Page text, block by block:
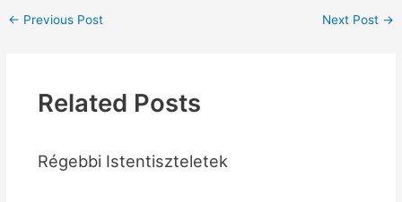
← Previous Post Next Post →
Related Posts
Régebbi Istentiszteletek